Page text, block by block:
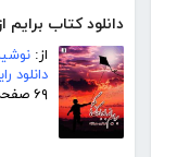
دانلود کتاب برایم
از:
دانلود
۶۹ صفحه